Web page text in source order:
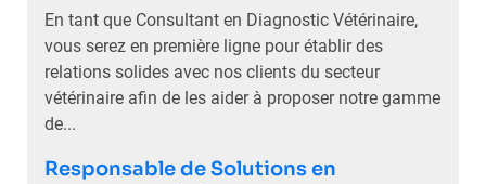
En tant que Consultant en Diagnostic Vétérinaire,
vous serez en première ligne pour établir des
relations solides avec nos clients du secteur
vétérinaire afin de les aider à proposer notre gamme
de...
Responsable de Solutions en